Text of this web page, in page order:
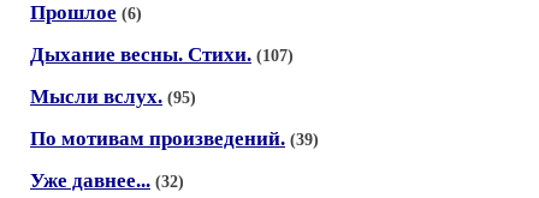
Прошлое (6)
Дыхание весны. Стихи. (107)
Мысли вслух. (95)
По мотивам произведений. (39)
Уже давнее... (32)